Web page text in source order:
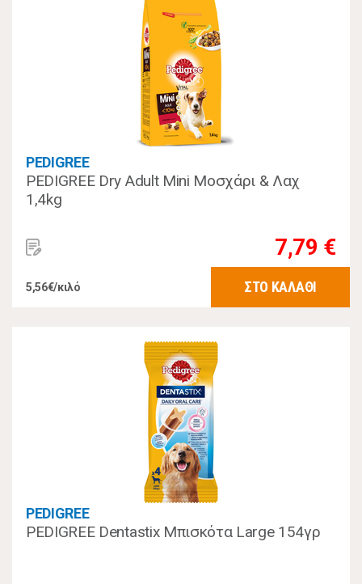
PEDIGREE
PEDIGREE Dry Adult Mini Μοσχάρι & Λαχ
1,4kg
7,79 €
5,56€/κιλό ΣΤΟ ΚΑΛΑΘΙ
PEDIGREE
PEDIGREE Dentastix Μπισκότα Large 154γρ